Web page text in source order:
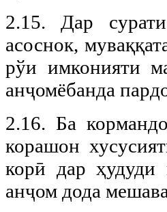
2.15. Дар
асоснок,
рўи имконияти
анҷомёбанда
2.16. Ба
корашон
корӣ дар ҳудуди
анҷом дода